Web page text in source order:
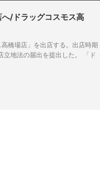
/ドラッグコスモス高
橋場店」を出店する。出店時期
立地法の届出を提出した。 「ド